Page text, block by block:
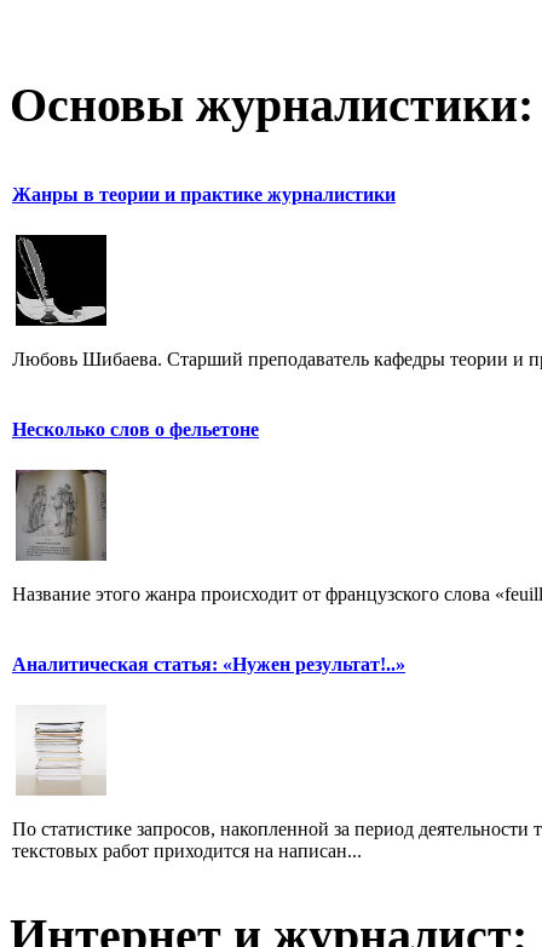
Основы журналистики:
Жанры в теории и практике журналистики
Любовь Шибаева. Старший преподаватель кафедры теории и
Несколько слов о фельетоне
Название этого жанра происходит от французского слова
Аналитическая статья: «Нужен результат!..»
По статистике запросов, накопленной за период
текстовых работ приходится на написан...
Интернет и журналист: